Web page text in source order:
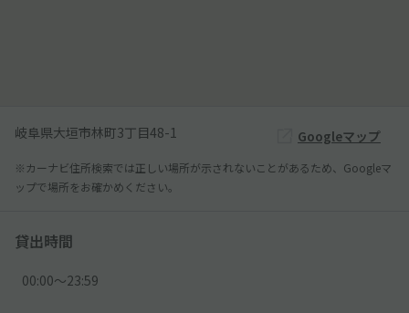
岐阜県大垣市林町3丁目48-1 Googleマップ
※カーナビ住所検索では正しい場所が示されないことがあるため、Googleマ
ップで場所をお確かめください。
貸出時間
00:00〜23:59